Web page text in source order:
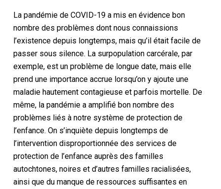
La pandémie de COVID-19 a mis en évidence bon
nombre des problèmes dont nous connaissions
l’existence depuis longtemps, mais qu’il était facile de
passer sous silence. La surpopulation carcérale, par
exemple, est un problème de longue date, mais elle
prend une importance accrue lorsqu’on y ajoute une
maladie hautement contagieuse et parfois mortelle. De
même, la pandémie a amplifié bon nombre des
problèmes liés à notre système de protection de
l’enfance. On s’inquiète depuis longtemps de
l’intervention disproportionnée des services de
protection de l’enfance auprès des familles
autochtones, noires et d’autres familles racialisées,
ainsi que du manque de ressources suffisantes en